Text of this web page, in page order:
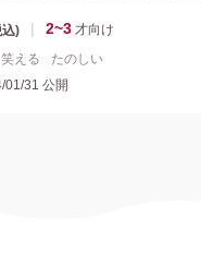
) | 2~3 才向け
笑える
たのしい
01/31 公開